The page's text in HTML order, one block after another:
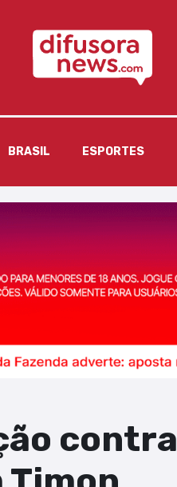
BRASIL ESPORTES
contra